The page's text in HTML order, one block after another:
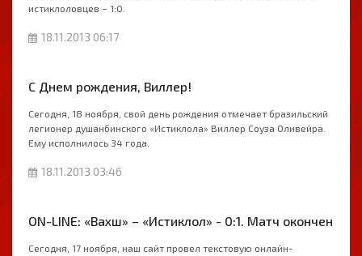
истиклоловцев – 1:0.
18.11.2013 06:17
С Днем рождения, Виллер!
Сегодня, 18 ноября, свой день рождения отмечает бразильский
легионер душанбинского «Истиклола» Виллер Соуза Оливейра.
Ему исполнилось 34 года.
18.11.2013 03:46
ON-LINE: «Вахш» – «Истиклол» - 0:1. Матч окончен
Сегодня, 17 ноября, наш сайт провел текстовую онлайн-